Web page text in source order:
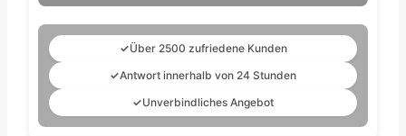
✓Über 2500 zufriedene Kunden
✓Antwort innerhalb von 24 Stunden
✓Unverbindliches Angebot